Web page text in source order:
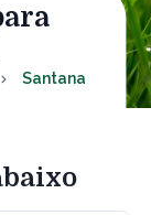
Santana